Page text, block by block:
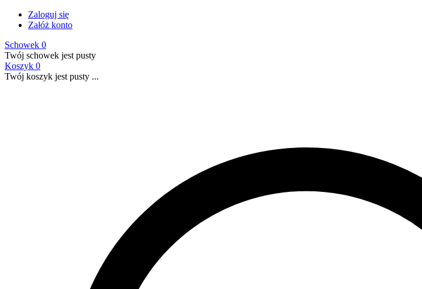
Zaloguj się
Załóż konto
Schowek 0
Twój schowek jest pusty
Koszyk 0
Twój koszyk jest pusty ...